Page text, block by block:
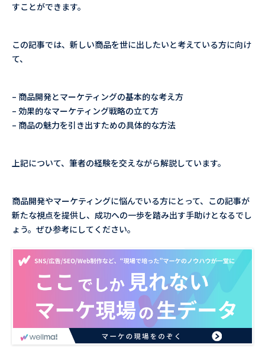
すことができます。
この記事では、新しい商品を世に出したいと考えている方に向け
て、
– 商品開発とマーケティングの基本的な考え方
– 効果的なマーケティング戦略の立て方
– 商品の魅力を引き出すための具体的な方法
上記について、筆者の経験を交えながら解説しています。
商品開発やマーケティングに悩んでいる方にとって、この記事が
新たな視点を提供し、成功への一歩を踏み出す手助けとなるでし
ょう。ぜひ参考にしてください。